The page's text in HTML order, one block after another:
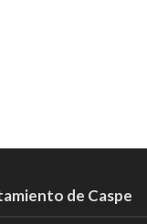
de Caspe